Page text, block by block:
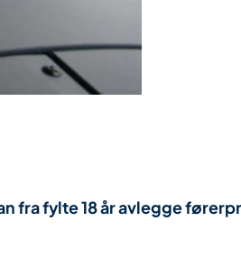
fra fylte 18 år avlegge